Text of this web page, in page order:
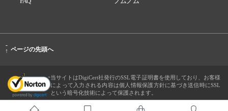
-
↑ ページの先頭へ
当サイトはDigiCert社発行のSSL電子証明書を使用しており、お客様
によって入力される内容は個人情報保護方針に基づき送信時にSSL
という暗号化技術によって保護されます。